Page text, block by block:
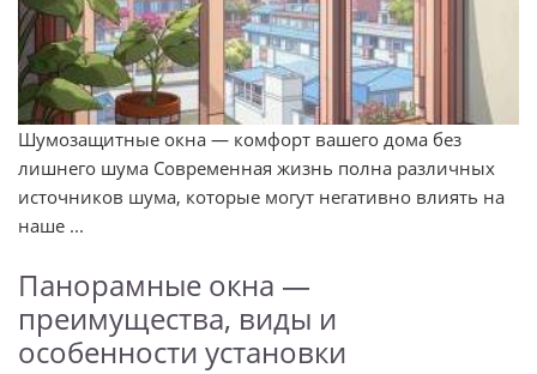
Шумозащитные окна — комфорт вашего дома без
лишнего шума Современная жизнь полна различных
источников шума, которые могут негативно влиять на
наше ...
Панорамные окна —
преимущества, виды и
особенности установки